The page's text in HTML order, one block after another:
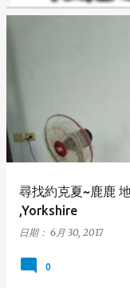
尋找約克夏~鹿鹿
,Yorkshire
日期： 6月 30, 2017
0